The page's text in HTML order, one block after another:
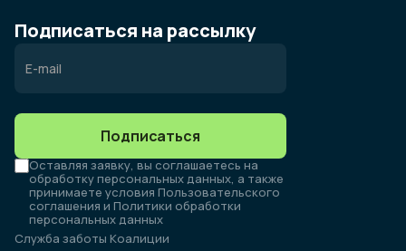
Подписаться на рассылку
Подписаться
Оставляя заявку, вы соглашаетесь на
обработку персональных данных, а также
принимаете условия Пользовательского
соглашения и Политики обработки
персональных данных
Служба заботы Коалиции